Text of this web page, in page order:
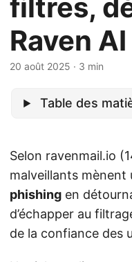
filtres,
Raven AI
20 août 2025 · 3 min
Table des
Selon ravenmail.io
malveillants mènent
phishing en
d’échapper au
de la confiance des